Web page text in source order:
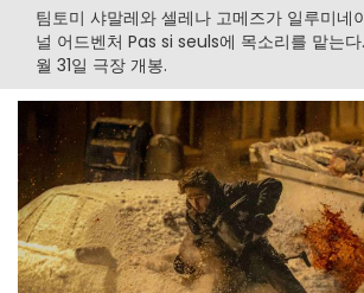
팀토미 샤말레와 셀레나 고메즈가 일루미네
널 어드벤처 Pas si seuls에 목소리를 맡는
월 31일 극장 개봉.